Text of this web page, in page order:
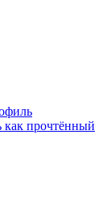
как прочтённый